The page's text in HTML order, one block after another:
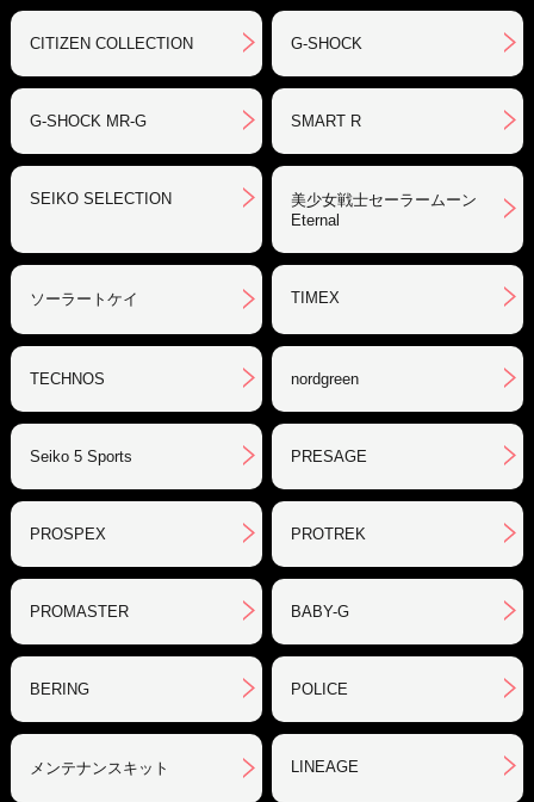
CITIZEN COLLECTION G-SHOCK
G-SHOCK MR-G SMART R
SEIKO SELECTION
美少女戦士セーラームーン
Eternal
ソーラートケイ TIMEX
TECHNOS nordgreen
Seiko 5 Sports PRESAGE
PROSPEX PROTREK
PROMASTER BABY-G
BERING POLICE
メンテナンスキット LINEAGE